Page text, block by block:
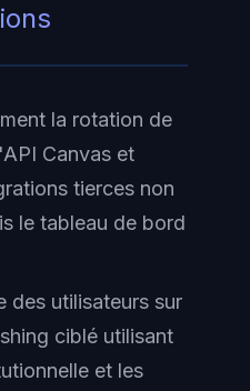
la rotation de
Canvas et
tierces non
le tableau de bord
des utilisateurs sur
ciblé utilisant
et les